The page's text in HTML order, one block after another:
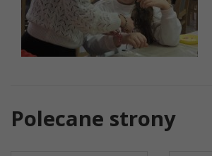
Polecane strony